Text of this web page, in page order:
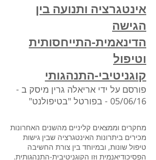
אינטגרציה ותנועה בין
הגישה
הדינאמית-התייחסותית
וטיפול
קוגניטיבי-התנהגותי
פורסם על ידי אריאלה גרין מיסק ב -
05/06/16 - בפורטל "בטיפולנט
"
מחקרים וממצאים קליניים מהשנים האחרונות
מכירים ביתרונות האינטגרציה שבין גישות
טיפול שונות, ובמיוחד בין צורת החשיבה
הפסיכודיאנמית וזו הקוגניטיבית-התנהגותית.